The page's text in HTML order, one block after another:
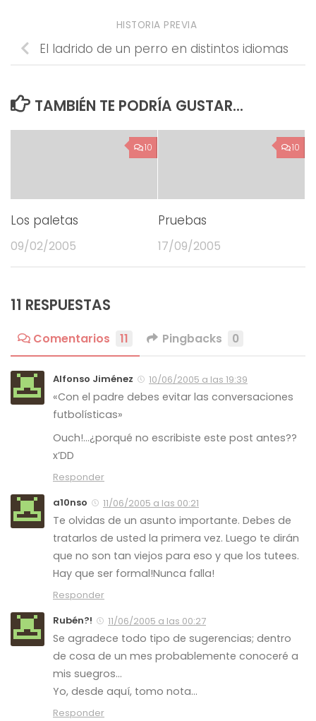
HISTORIA PREVIA
El ladrido de un perro en distintos idiomas
TAMBIÉN TE PODRÍA GUSTAR...
10
Los paletas
09/02/2005
10
Pruebas
17/09/2005
11 RESPUESTAS
Comentarios 11 Pingbacks 0
Alfonso Jiménez 10/06/2005 a las 19:39
«Con el padre debes evitar las conversaciones
futbolísticas»
Ouch!…¿porqué no escribiste este post antes??
x’DD
Responder
a10nso
11/06/2005 a las 00:21
Te olvidas de un asunto importante. Debes de
tratarlos de usted la primera vez. Luego te dirán
que no son tan viejos para eso y que los tutees.
Hay que ser formal!Nunca falla!
Responder
Rubén?!
11/06/2005 a las 00:27
Se agradece todo tipo de sugerencias; dentro
de cosa de un mes probablemente conoceré a
mis suegros…
Yo, desde aquí, tomo nota…
Responder